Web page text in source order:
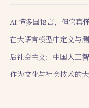
AI 懂多国语言，但它真
在大语言模型中定义与
后社会主义：中国人工
作为文化与社会技术的